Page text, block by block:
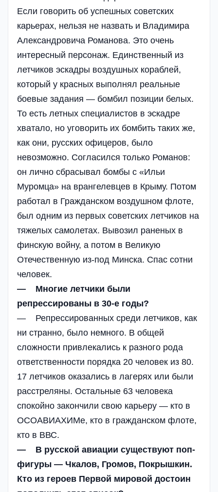
Если говорить об успешных советских
карьерах, нельзя не назвать и Владимира
Александровича Романова. Это очень
интересный персонаж. Единственный из
летчиков эскадры воздушных кораблей,
который у красных выполнял реальные
боевые задания — бомбил позиции белых.
То есть летных специалистов в эскадре
хватало, но уговорить их бомбить таких же,
как они, русских офицеров, было
невозможно. Согласился только Романов:
он лично сбрасывал бомбы с «Ильи
Муромца» на врангелевцев в Крыму. Потом
работал в Гражданском воздушном флоте,
был одним из первых советских летчиков на
тяжелых самолетах. Вывозил раненых в
финскую войну, а потом в Великую
Отечественную из-под Минска. Спас сотни
человек.
— Многие летчики были
репрессированы в 30-е годы?
— Репрессированных среди летчиков, как
ни странно, было немного. В общей
сложности привлекались к разного рода
ответственности порядка 20 человек из 80.
17 летчиков оказались в лагерях или были
расстреляны. Остальные 63 человека
спокойно закончили свою карьеру — кто в
ОСОАВИАХИМе, кто в гражданском флоте,
кто в ВВС.
— В русской авиации существуют поп-
фигуры — Чкалов, Громов, Покрышкин.
Кто из героев Первой мировой достоин